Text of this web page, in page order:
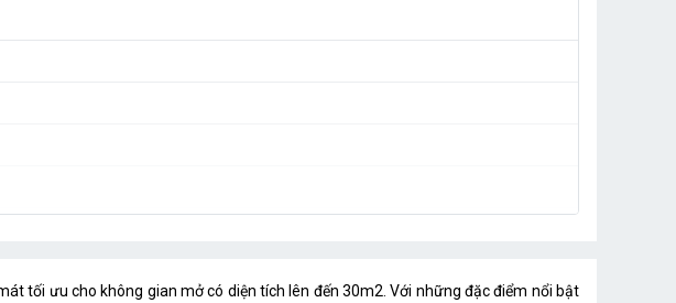
tối ưu cho không gian mở có diện tích lên đến 30m2. Với những đặc điểm nổi bật